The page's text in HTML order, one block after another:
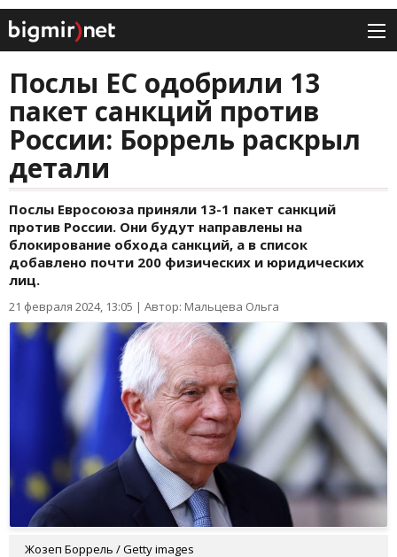
Послы ЕС одобрили 13
пакет санкций против
России: Боррель раскрыл
детали
Послы Евросоюза приняли 13-1 пакет санкций
против России. Они будут направлены на
блокирование обхода санкций, а в список
добавлено почти 200 физических и юридических
лиц.
21 февраля 2024, 13:05 | Автор: Мальцева Ольга
Жозеп Боррель / Getty images